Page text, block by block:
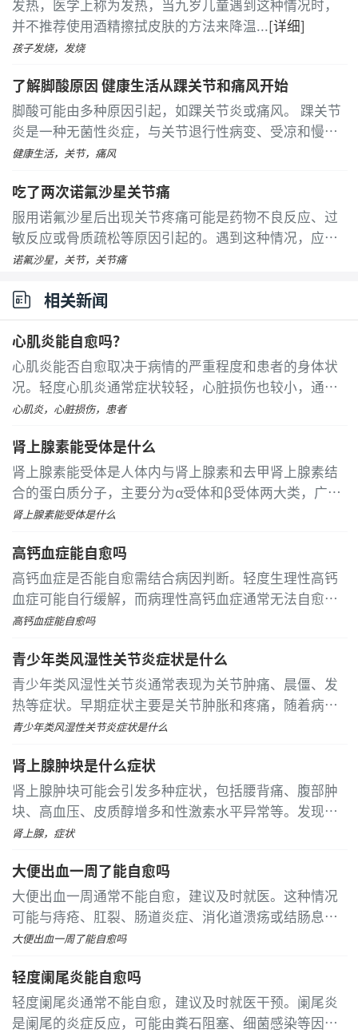
发热，医学上称为发热，当九岁儿童遇到这种情况时，
并不推荐使用酒精擦拭皮肤的方法来降温...[详细]
孩子发烧，发烧
了解脚酸原因 健康生活从踝关节和痛风开始
脚酸可能由多种原因引起，如踝关节炎或痛风。 踝关节
炎是一种无菌性炎症，与关节退行性病变、受凉和慢性
劳损等因素有关。患者常感到脚部酸痛，并伴有局部疼
感...[详细]
健康生活，关节，痛风
吃了两次诺氟沙星关节痛
服用诺氟沙星后出现关节疼痛可能是药物不良反应、过
敏反应或骨质疏松等原因引起的。遇到这种情况，应尽
快就医，并在医生指导下进行适当的治疗。诺氟沙星是
面效果显著，但也可能带来一些不良反应
诺氟沙星，关节，关节痛
相关新闻
心肌炎能自愈吗？
心肌炎能否自愈取决于病情的严重程度和患者的身体状
况。轻度心肌炎通常症状较轻，心脏损伤也较小，通过
适当的休息和饮食调整可以缓解症状，并有可能自愈。
性较小，需要积极治疗
心肌炎，心脏损伤，患者
肾上腺素能受体是什么
肾上腺素能受体是人体内与肾上腺素和去甲肾上腺素结
合的蛋白质分子，主要分为α受体和β受体两大类，广泛
分布于心脏、血管、平滑肌等组织中，参与调节血压、
两种亚型
肾上腺素能受体是什么
高钙血症能自愈吗
高钙血症是否能自愈需结合病因判断。轻度生理性高钙
血症可能自行缓解，而病理性高钙血症通常无法自愈。
由短期维生素D过量或脱水等可逆因素引发的高钙血
高钙血症能自愈吗
青少年类风湿性关节炎症状是什么
青少年类风湿性关节炎通常表现为关节肿痛、晨僵、发
热等症状。早期症状主要是关节肿胀和疼痛，随着病情
发展可能出现关节畸形，甚至伴随内脏损害
青少年类风湿性关节炎症状是什么
肾上腺肿块是什么症状
肾上腺肿块可能会引发多种症状，包括腰背痛、腹部肿
块、高血压、皮质醇增多和性激素水平异常等。发现这
些症状时应尽快就医，通过肾上腺超声或CT检查来确认
质量
肾上腺，症状
大便出血一周了能自愈吗
大便出血一周通常不能自愈，建议及时就医。这种情况
可能与痔疮、肛裂、肠道炎症、消化道溃疡或结肠息肉
等因素有关，常见症状包括便后滴血、便中带血和腹痛
静脉曲张，表现为便后滴血或喷射状出血
大便出血一周了能自愈吗
轻度阑尾炎能自愈吗
轻度阑尾炎通常不能自愈，建议及时就医干预。阑尾炎
是阑尾的炎症反应，可能由粪石阻塞、细菌感染等因素